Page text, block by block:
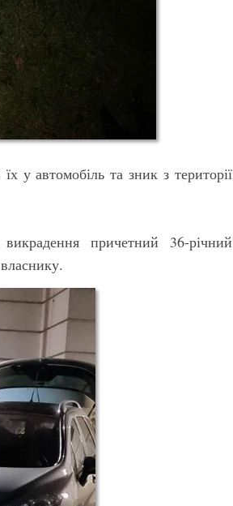
у автомобіль та зник з території
причетний 36-річний